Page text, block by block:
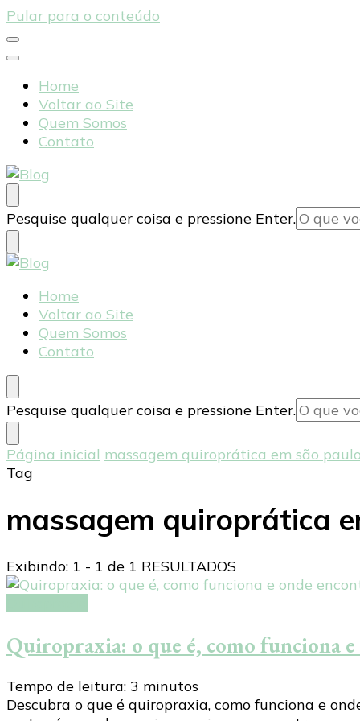
Pular para o conteúdo
Home
Voltar ao Site
Quem Somos
Contato
Blog
Tudo sobre sua saúde e bem-estar
Procurando
algo?
Pesquise qualquer coisa e pressione Enter.
Blog
Tudo sobre sua saúde e bem-estar
Home
Voltar ao Site
Quem Somos
Contato
Procurando
algo?
Pesquise qualquer coisa e pressione Enter.
Página inicial massagem quiroprática em são paulo
Tag
massagem quiroprática
Exibindo: 1 - 1 de 1 RESULTADOS
Quiropraxia: o que é, como funciona
Tempo de leitura: 3 minutos
Descubra o que é quiropraxia, como funciona e